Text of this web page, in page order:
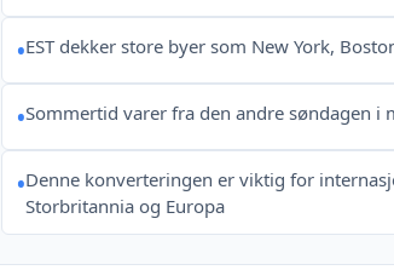
•EST dekker store byer som New York,
•Sommertid varer fra den andre søndagen i
•Denne konverteringen er viktig for
Storbritannia og Europa